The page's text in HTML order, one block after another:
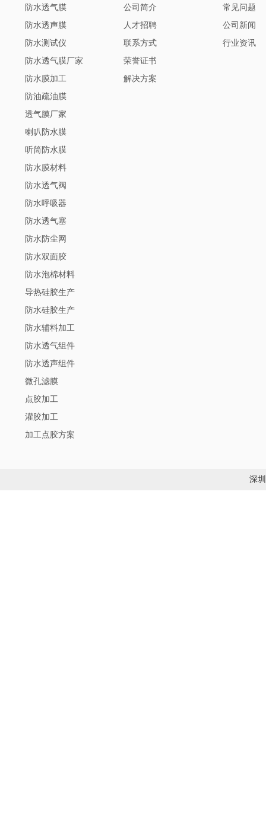
防水透气膜
防水透声膜
防水测试仪
防水透气膜厂家
防水膜加工
防油疏油膜
透气膜厂家
喇叭防水膜
听筒防水膜
防水膜材料
防水透气阀
防水呼吸器
防水透气塞
防水防尘网
防水双面胶
防水泡棉材料
导热硅胶生产
防水硅胶生产
防水辅料加工
防水透气组件
防水透声组件
微孔滤膜
点胶加工
灌胶加工
加工点胶方案
公司简介
人才招聘
联系方式
荣誉证书
解决方案
常见问题
公司新闻
行业资讯
深